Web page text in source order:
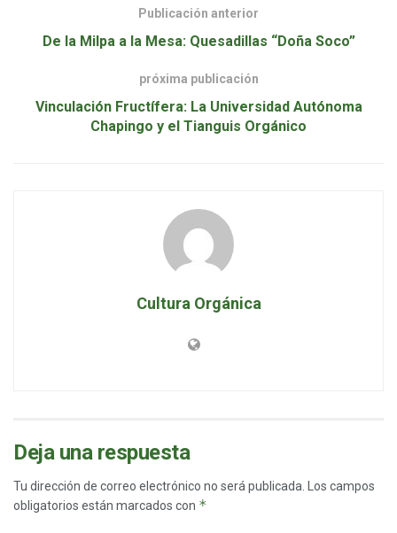
Publicación anterior
De la Milpa a la Mesa: Quesadillas “Doña Soco”
próxima publicación
Vinculación Fructífera: La Universidad Autónoma
Chapingo y el Tianguis Orgánico
Cultura Orgánica
Deja una respuesta
Tu dirección de correo electrónico no será publicada. Los campos
obligatorios están marcados con *